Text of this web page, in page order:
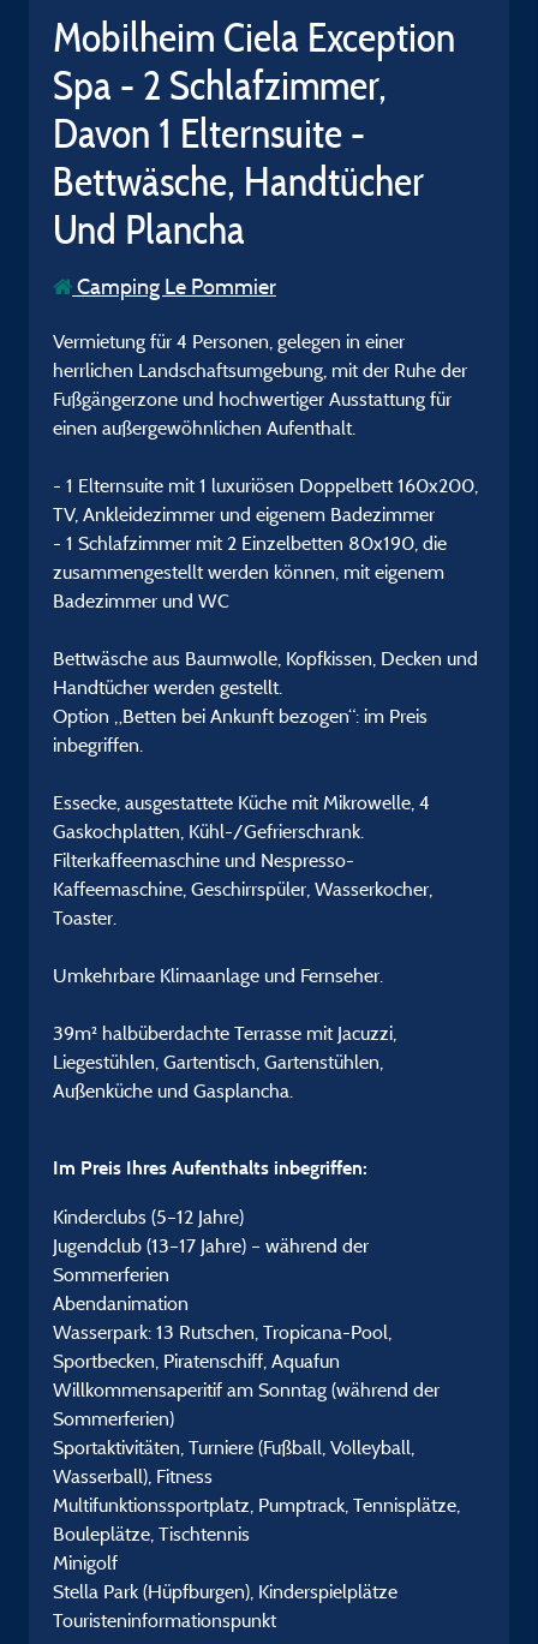
Mobilheim Ciela Exception
Spa - 2 Schlafzimmer,
Davon 1 Elternsuite -
Bettwäsche, Handtücher
Und Plancha
Camping Le Pommier
Vermietung für 4 Personen, gelegen in einer
herrlichen Landschaftsumgebung, mit der Ruhe der
Fußgängerzone und hochwertiger Ausstattung für
einen außergewöhnlichen Aufenthalt.
- 1 Elternsuite mit 1 luxuriösen Doppelbett 160x200,
TV, Ankleidezimmer und eigenem Badezimmer
- 1 Schlafzimmer mit 2 Einzelbetten 80x190, die
zusammengestellt werden können, mit eigenem
Badezimmer und WC
Bettwäsche aus Baumwolle, Kopfkissen, Decken und
Handtücher werden gestellt.
Option „Betten bei Ankunft bezogen“: im Preis
inbegriffen.
Essecke, ausgestattete Küche mit Mikrowelle, 4
Gaskochplatten, Kühl-/Gefrierschrank.
Filterkaffeemaschine und Nespresso-
Kaffeemaschine, Geschirrspüler, Wasserkocher,
Toaster.
Umkehrbare Klimaanlage und Fernseher.
39m² halbüberdachte Terrasse mit Jacuzzi,
Liegestühlen, Gartentisch, Gartenstühlen,
Außenküche und Gasplancha.
Im Preis Ihres Aufenthalts inbegriffen:
Kinderclubs (5–12 Jahre)
Jugendclub (13–17 Jahre) – während der
Sommerferien
Abendanimation
Wasserpark: 13 Rutschen, Tropicana-Pool,
Sportbecken, Piratenschiff, Aquafun
Willkommensaperitif am Sonntag (während der
Sommerferien)
Sportaktivitäten, Turniere (Fußball, Volleyball,
Wasserball), Fitness
Multifunktionssportplatz, Pumptrack, Tennisplätze,
Bouleplätze, Tischtennis
Minigolf
Stella Park (Hüpfburgen), Kinderspielplätze
Touristeninformationspunkt